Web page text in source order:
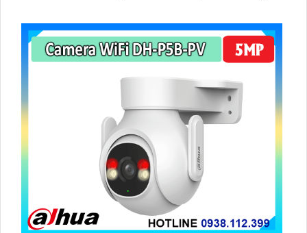
cùng chuẩn chống nước IP66 camera hoạt động ổn
định trong mọi điều kiện